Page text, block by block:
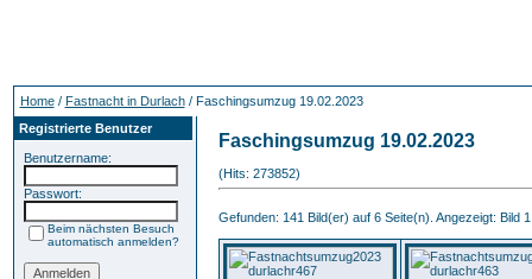
Home/ Fastnacht in Durlach/ Faschingsumzug 19.02.2023
Registrierte Benutzer
Benutzername:
Passwort:
Beim nächsten Besuch
automatisch anmelden?
Faschingsumzug 19.02.2023
(Hits: 273852)
Gefunden: 141 Bild(er) auf 6 Seite(n). Angezeigt: Bild